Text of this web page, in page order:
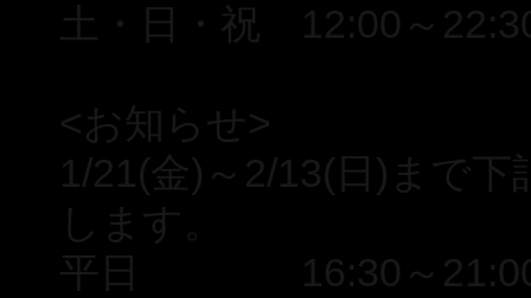
土・日・祝 12:00～
<お知らせ>
1/21(金)～2/13(日)まで
します。
平日 16:30～